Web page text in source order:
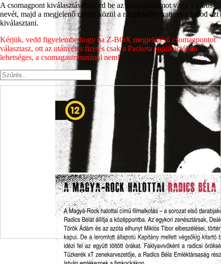
A csomagpont kiválasztásához írd be az irányítószámot vagy a város
nevét, majd a megjelenő címek közül a megfelelőre kattintva tudod azt
kiválasztani.
Kérjük, vedd figyelembe hogy ha Z-BOX megjelölésű csomagpontot
választasz, ott az utánvétes fizetés csak a Packeta applikációban
lehetséges, a csomagautomatánál nem!